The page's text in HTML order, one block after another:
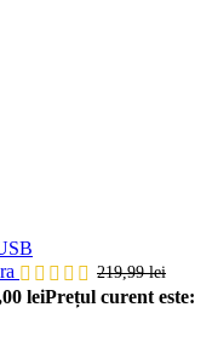
219,99lei
leiPrețul curent este: